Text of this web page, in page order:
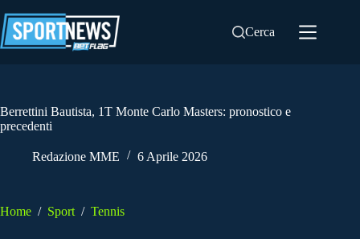
al
contenuto
Cerca
Berrettini Bautista, 1T Monte Carlo Masters: pronostico e
precedenti
Redazione MME 6 Aprile 2026
Home / Sport / Tennis